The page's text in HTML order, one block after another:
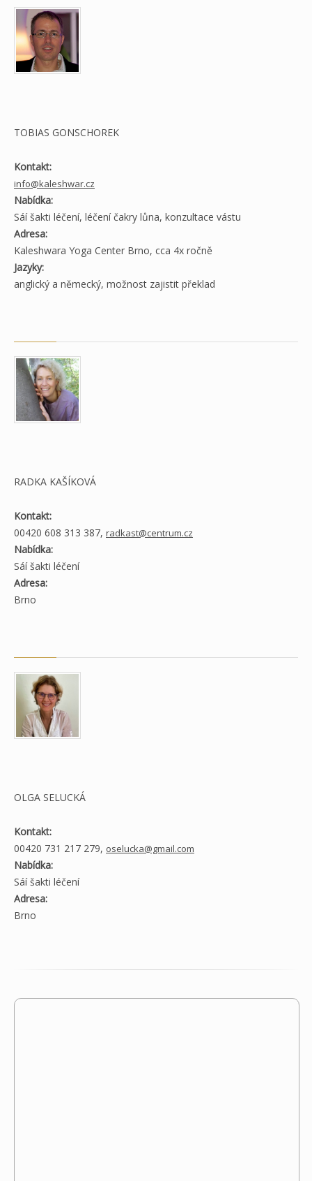
TOBIAS GONSCHOREK
Kontakt:
info@kaleshwar.cz
Nabídka:
Sáí šakti léčení, léčení čakry lůna, konzultace vástu
Adresa:
Kaleshwara Yoga Center Brno, cca 4x ročně
Jazyky:
anglický a německý, možnost zajistit překlad
RADKA KAŠÍKOVÁ
Kontakt:
00420 608 313 387, radkast@centrum.cz
Nabídka:
Sáí šakti léčení
Adresa:
Brno
OLGA SELUCKÁ
Kontakt:
00420 731 217 279, oselucka@gmail.com
Nabídka:
Sáí šakti léčení
Adresa:
Brno